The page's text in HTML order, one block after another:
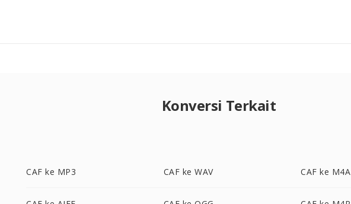
Konversi Terkait
CAF ke MP3 CAF ke WAV CAF ke M4A